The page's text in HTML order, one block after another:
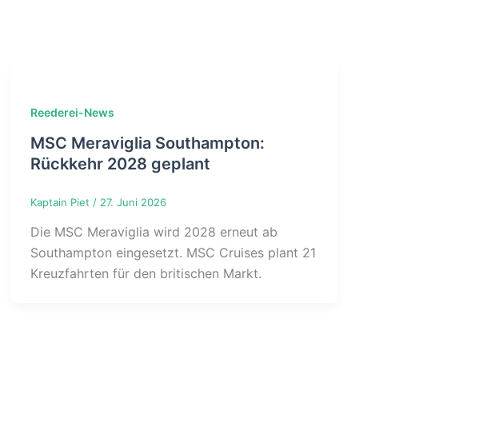
Reederei-News
MSC Meraviglia Southampton:
Rückkehr 2028 geplant
Kaptain Piet / 27. Juni 2026
Die MSC Meraviglia wird 2028 erneut ab
Southampton eingesetzt. MSC Cruises plant 21
Kreuzfahrten für den britischen Markt.